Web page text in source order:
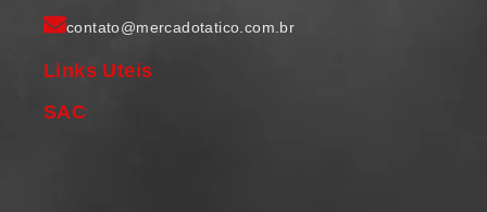
contato@mercadotatico.com.br
Links Uteis
SAC